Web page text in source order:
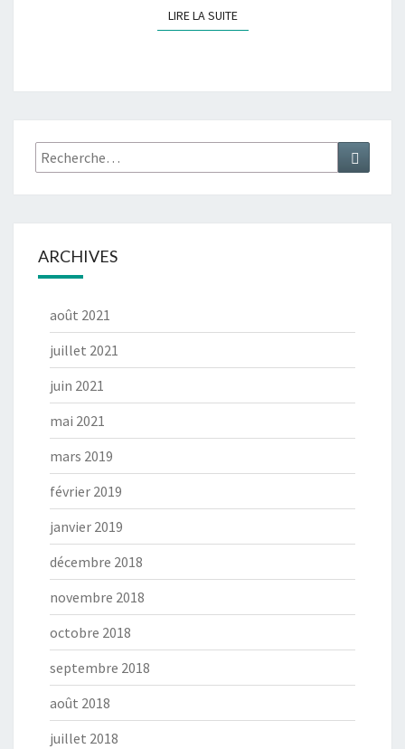
LIRE LA SUITELIRE LA SUITE
Rechercher :
ARCHIVES
août 2021
juillet 2021
juin 2021
mai 2021
mars 2019
février 2019
janvier 2019
décembre 2018
novembre 2018
octobre 2018
septembre 2018
août 2018
juillet 2018